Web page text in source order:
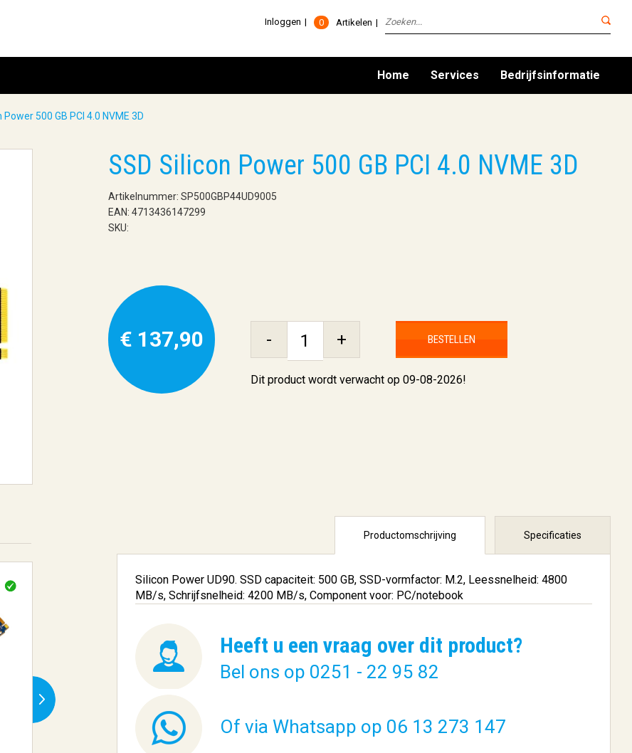
0 Artikelen
Inloggen
Home Services Bedrijfsinformatie
Power 500 GB PCI 4.0 NVME 3D
SSD Silicon Power 500 GB PCI 4.0 NVME 3D
Artikelnummer: SP500GBP44UD9005
EAN: 4713436147299
SKU:
€ 137,90 - + BESTELLEN
Dit product wordt verwacht op 09-08-2026!
Productomschrijving Specificaties
Silicon Power UD90. SSD capaciteit: 500 GB, SSD-vormfactor: M.2, Leessnelheid: 4800
MB/s, Schrijfsnelheid: 4200 MB/s, Component voor: PC/notebook
Heeft u een vraag over dit product?
Bel ons op 0251 - 22 95 82
Of via Whatsapp op 06 13 273 147